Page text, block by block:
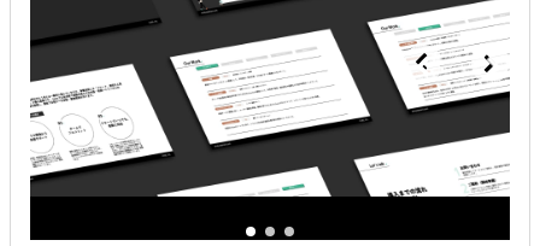
解決できる課題
有効なプロモーション方法を探している
自社商材に最適な販売方法を知りたい
自社商材の現地でのニーズを知りたい